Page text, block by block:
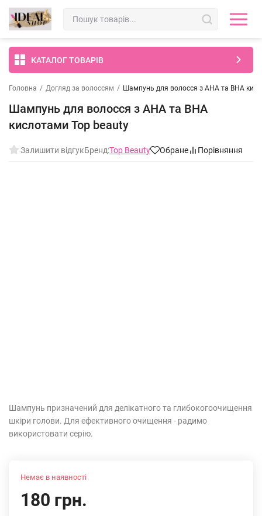
КАТАЛОГ ТОВАРІВ
Головна / Догляд за волоссям / Шампунь для волосся з АНА та ВНА
Шампунь для волосся з АНА та ВНА
кислотами Top beauty
Залишити відгукБренд:Top Beauty Обране Порівняння
Шампунь призначений для делікатного та глибокогоочищення
шкіри голови. Для ефективного очищення - радимо
використовати серію.
Немає в наявності
180 грн.